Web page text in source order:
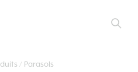
Parasols